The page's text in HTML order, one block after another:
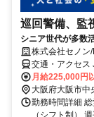
巡回警備、監
シニア世代が多数
株式会社セノン
交通・アクセス
ら徒歩7分、
阪「京橋駅」か
月給225,000円
大阪府大阪市中
勤務時間詳細